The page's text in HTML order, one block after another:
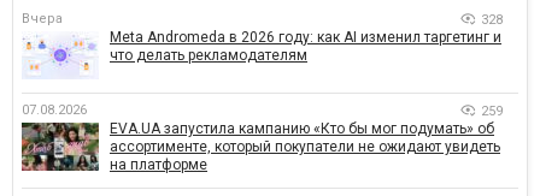
Вчера 328
Meta Andromeda в 2026 году: как AI изменил таргетинг и
что делать рекламодателям
07.08.2026 259
EVA.UA запустила кампанию «Кто бы мог подумать» об
ассортименте, который покупатели не ожидают увидеть
на платформе